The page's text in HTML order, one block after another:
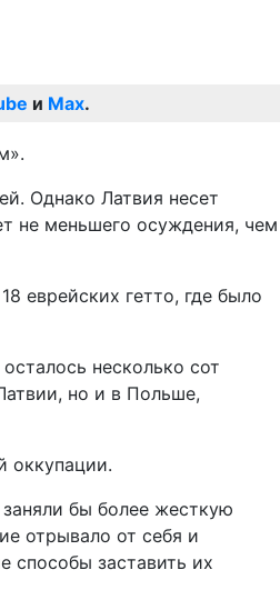
и Max.
Однако Латвия несет
не меньшего осуждения, чем
еврейских гетто, где было
несколько сот
но и в Польше,
оккупации.
бы более жесткую
отрывало от себя и
способы заставить их